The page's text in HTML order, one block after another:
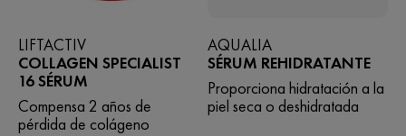
LIFTACTIV
COLLAGEN SPECIALIST
16 SÉRUM
Compensa 2 años de
pérdida de colágeno
AQUALIA
SÉRUM REHIDRATANTE
Proporciona hidratación a la
piel seca o deshidratada